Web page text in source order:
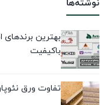
نوشته‌ها
باکیفیت
تفاوت ورق